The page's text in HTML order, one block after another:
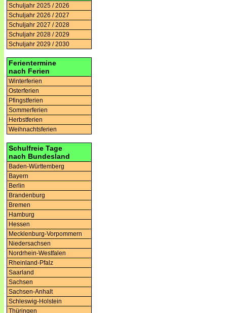
Schuljahr 2025 / 2026
Schuljahr 2026 / 2027
Schuljahr 2027 / 2028
Schuljahr 2028 / 2029
Schuljahr 2029 / 2030
Ferientermine
nach Ferien
Winterferien
Osterferien
Pfingstferien
Sommerferien
Herbstferien
Weihnachtsferien
Schulfreie Tage
nach Bundesland
Baden-Württemberg
Bayern
Berlin
Brandenburg
Bremen
Hamburg
Hessen
Mecklenburg-Vorpommern
Niedersachsen
Nordrhein-Westfalen
Rheinland-Pfalz
Saarland
Sachsen
Sachsen-Anhalt
Schleswig-Holstein
Thüringen